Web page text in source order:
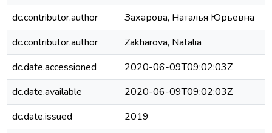
dc.contributor.author
Захарова, Наталья Юрьевна
dc.contributor.author
Zakharova, Natalia
dc.date.accessioned
2020-06-09T09:02:03Z
dc.date.available
2020-06-09T09:02:03Z
dc.date.issued
2019